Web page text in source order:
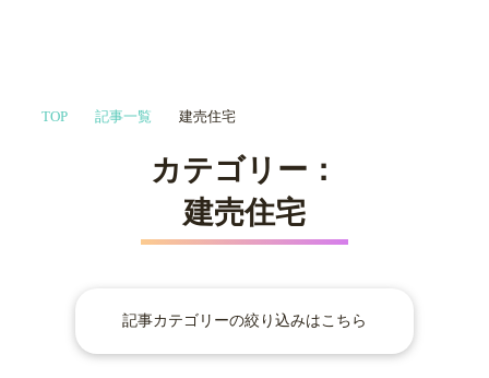
プロに相談する
TOP 記事一覧 建売住宅
カテゴリー：
建売住宅
記事カテゴリーの絞り込みはこちら